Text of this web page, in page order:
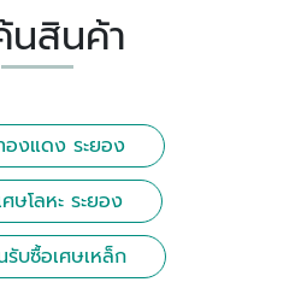
นสินค้า
องแดง ระยอง
ษโลหะ ระยอง
รับซื้อเศษเหล็ก